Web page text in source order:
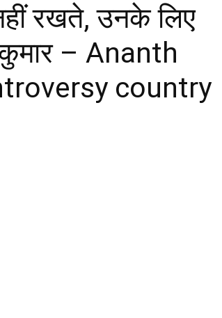
रखते, उनके लिए
कुमार – Ananth
country